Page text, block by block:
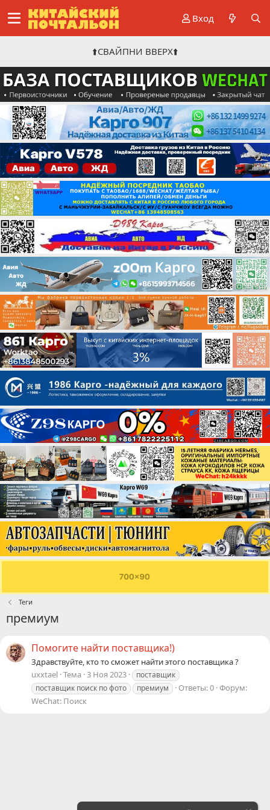
Вход
⬆️СВАЙПНИ ВВЕРХ⬆️
Теги
премиум
Помогите найти поставщика!)
Здравствуйте, кто то сможет найти этого поставщика ?
uxxtael Тема 3 Ноя 2023
поставщик
поставщик поиск по фото
премиум Ответы: 0 Форум:
WeChat: Поиск